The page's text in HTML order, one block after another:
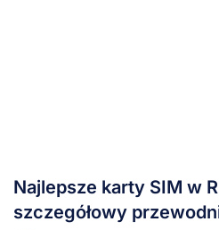
Najlepsze karty SIM w
szczegółowy